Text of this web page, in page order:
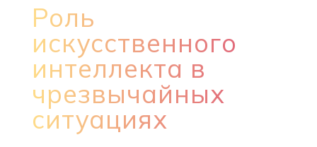
Роль
искусственного
интеллекта в
чрезвычайных
ситуациях